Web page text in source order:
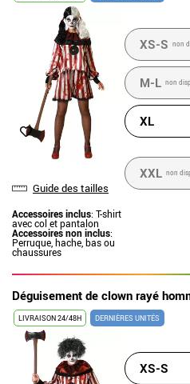
Guide des tailles
Accessoires inclus: T-shirt
avec col et pantalon
Accessoires non inclus:
Perruque, hache, bas ou
chaussures
XS-S non
M-L non
XL
XXL non
Déguisement de clown rayé
LIVRAISON 24/48H DERNIÈRES UNITÉS
XS-S